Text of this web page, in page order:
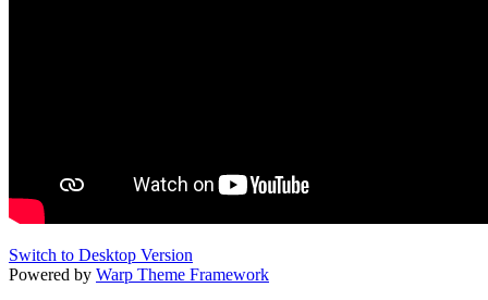
Switch to Desktop Version
Powered by Warp Theme Framework